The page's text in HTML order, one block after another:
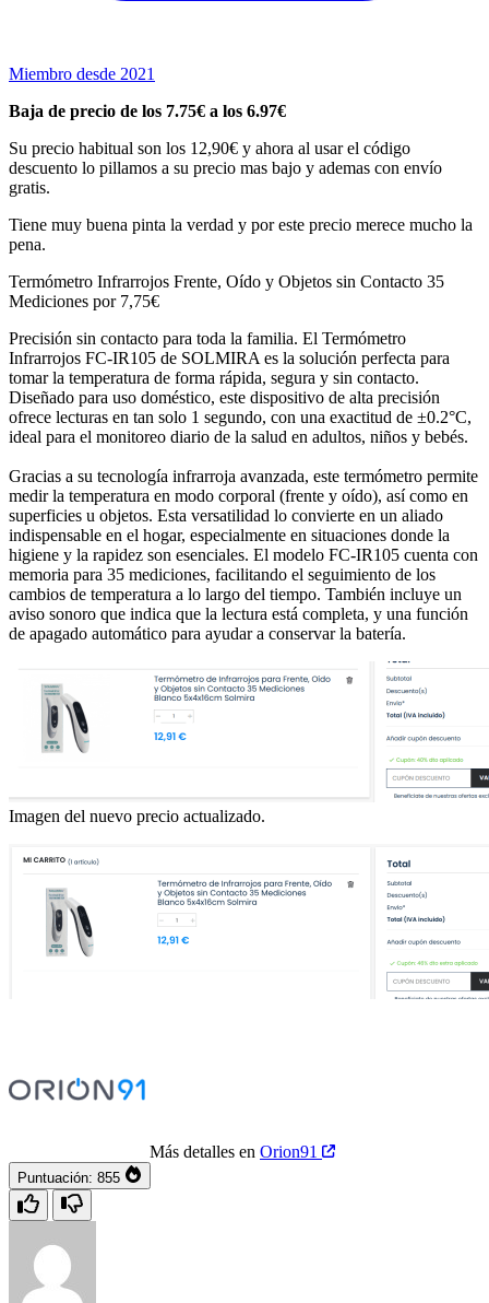
Miembro desde 2021
Baja de precio de los 7.75€ a los 6.97€
Su precio habitual son los 12,90€ y ahora al usar el código
descuento lo pillamos a su precio mas bajo y ademas con envío
gratis.
Tiene muy buena pinta la verdad y por este precio merece mucho la
pena.
Termómetro Infrarrojos Frente, Oído y Objetos sin Contacto 35
Mediciones por 7,75€
Precisión sin contacto para toda la familia. El Termómetro
Infrarrojos FC-IR105 de SOLMIRA es la solución perfecta para
tomar la temperatura de forma rápida, segura y sin contacto.
Diseñado para uso doméstico, este dispositivo de alta precisión
ofrece lecturas en tan solo 1 segundo, con una exactitud de ±0.2°C,
ideal para el monitoreo diario de la salud en adultos, niños y bebés.
Gracias a su tecnología infrarroja avanzada, este termómetro permite
medir la temperatura en modo corporal (frente y oído), así como en
superficies u objetos. Esta versatilidad lo convierte en un aliado
indispensable en el hogar, especialmente en situaciones donde la
higiene y la rapidez son esenciales. El modelo FC-IR105 cuenta con
memoria para 35 mediciones, facilitando el seguimiento de los
cambios de temperatura a lo largo del tiempo. También incluye un
aviso sonoro que indica que la lectura está completa, y una función
de apagado automático para ayudar a conservar la batería.
Imagen del nuevo precio actualizado.
Más detalles en Orion91
Puntuación: 855